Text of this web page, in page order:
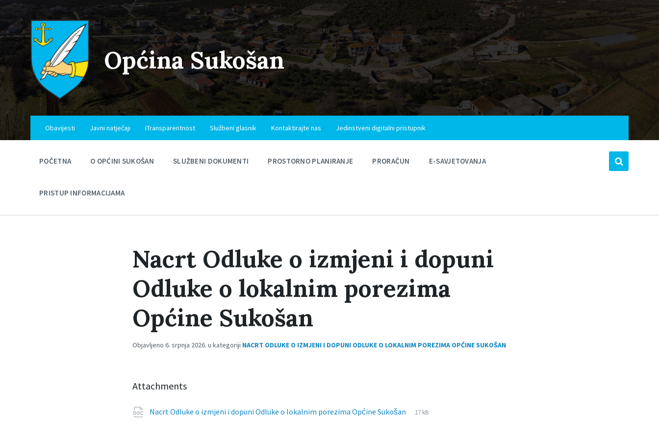
Skip
content
Skip
main
navigation
Skip
footer
Općina Sukošan
Obavijesti Javni natječaji iTransparentnost Službeni glasnik Kontaktirajte nas Jedinstveni digitalni pristupnik
POČETNA O OPĆINI SUKOŠAN SLUŽBENI DOKUMENTI PROSTORNO PLANIRANJE PRORAČUN E-SAVJETOVANJA
PRISTUP INFORMACIJAMA
Nacrt Odluke o izmjeni i dopuni
Odluke o lokalnim porezima
Općine Sukošan
Objavljeno 6. srpnja 2026. u kategoriji NACRT ODLUKE O IZMJENI I DOPUNI ODLUKE O LOKALNIM POREZIMA OPĆINE SUKOŠAN
Attachments
Nacrt Odluke o izmjeni i dopuni Odluke o lokalnim porezima Općine Sukošan
File
docx
File
17 kB